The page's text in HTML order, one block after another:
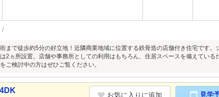
まで徒歩約5分の好立地！近隣商業地域に位置する鉄骨造の店舗付き住宅です
2ヵ所設置。店舗や事務所としての利用はもちろん、住居スペースを備えている
ご検討中の方はぜひご覧ください。
お気に入りに追加 見学